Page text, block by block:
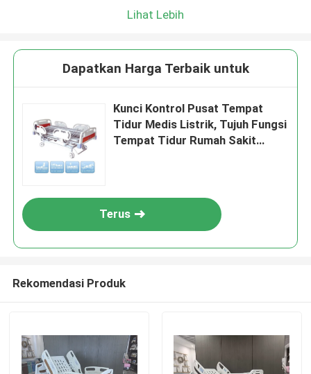
Lihat Lebih
Dapatkan Harga Terbaik untuk
Kunci Kontrol Pusat Tempat
Tidur Medis Listrik, Tujuh Fungsi
Tempat Tidur Rumah Sakit
Terus
Rekomendasi Produk